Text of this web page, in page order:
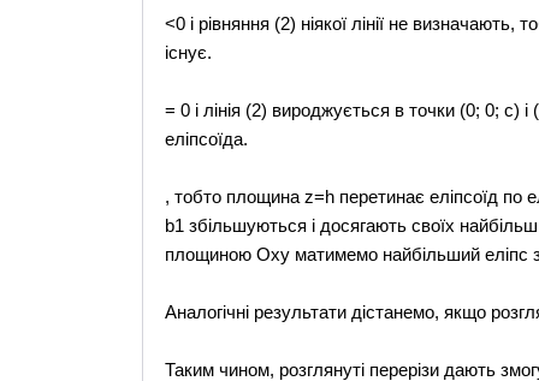
<0 і рівняння (2) ніякої лінії не
існує.
= 0 і лінія (2) вироджується в точки (0; 0;
еліпсоїда.
, тобто площина z=h перетинає еліпсоїд по
b1 збільшуються і досягають своїх
площиною Оху матимемо найбільший еліпс
Аналогічні результати дістанемо, якщо
Таким чином, розглянуті перерізи дають